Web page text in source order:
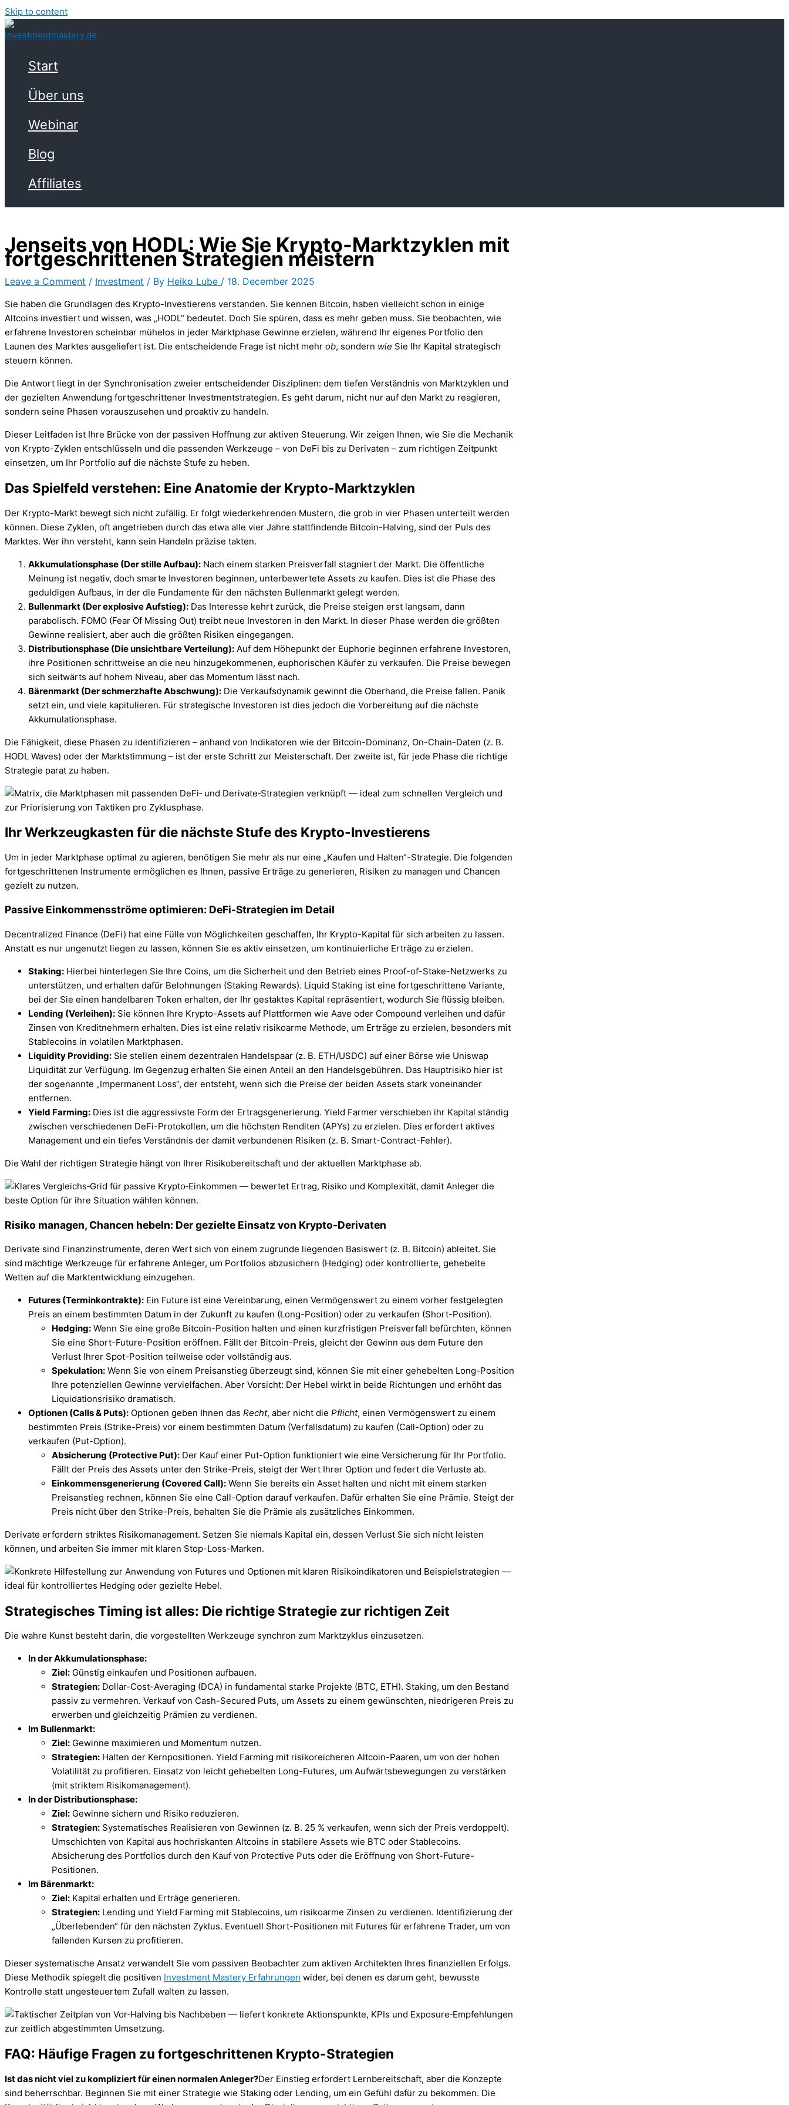
Skip to content
Start
Über uns
Webinar
Blog
Affiliates
Jenseits von HODL: Wie Sie Krypto-Marktzyklen mit
fortgeschrittenen Strategien meistern
Leave a Comment / Investment / By Heiko Lube / 18. December 2025
Sie haben die Grundlagen des Krypto-Investierens verstanden. Sie kennen Bitcoin, haben vielleicht schon in einige
Altcoins investiert und wissen, was „HODL“ bedeutet. Doch Sie spüren, dass es mehr geben muss. Sie beobachten, wie
erfahrene Investoren scheinbar mühelos in jeder Marktphase Gewinne erzielen, während Ihr eigenes Portfolio den
Launen des Marktes ausgeliefert ist. Die entscheidende Frage ist nicht mehr ob, sondern wie Sie Ihr Kapital strategisch
steuern können.
Die Antwort liegt in der Synchronisation zweier entscheidender Disziplinen: dem tiefen Verständnis von Marktzyklen und
der gezielten Anwendung fortgeschrittener Investmentstrategien. Es geht darum, nicht nur auf den Markt zu reagieren,
sondern seine Phasen vorauszusehen und proaktiv zu handeln.
Dieser Leitfaden ist Ihre Brücke von der passiven Hoffnung zur aktiven Steuerung. Wir zeigen Ihnen, wie Sie die Mechanik
von Krypto-Zyklen entschlüsseln und die passenden Werkzeuge – von DeFi bis zu Derivaten – zum richtigen Zeitpunkt
einsetzen, um Ihr Portfolio auf die nächste Stufe zu heben.
Das Spielfeld verstehen: Eine Anatomie der Krypto-Marktzyklen
Der Krypto-Markt bewegt sich nicht zufällig. Er folgt wiederkehrenden Mustern, die grob in vier Phasen unterteilt werden
können. Diese Zyklen, oft angetrieben durch das etwa alle vier Jahre stattfindende Bitcoin-Halving, sind der Puls des
Marktes. Wer ihn versteht, kann sein Handeln präzise takten.
Akkumulationsphase (Der stille Aufbau): Nach einem starken Preisverfall stagniert der Markt. Die öffentliche
Meinung ist negativ, doch smarte Investoren beginnen, unterbewertete Assets zu kaufen. Dies ist die Phase des
geduldigen Aufbaus, in der die Fundamente für den nächsten Bullenmarkt gelegt werden.
Bullenmarkt (Der explosive Aufstieg): Das Interesse kehrt zurück, die Preise steigen erst langsam, dann
parabolisch. FOMO (Fear Of Missing Out) treibt neue Investoren in den Markt. In dieser Phase werden die größten
Gewinne realisiert, aber auch die größten Risiken eingegangen.
Distributionsphase (Die unsichtbare Verteilung): Auf dem Höhepunkt der Euphorie beginnen erfahrene Investoren,
ihre Positionen schrittweise an die neu hinzugekommenen, euphorischen Käufer zu verkaufen. Die Preise bewegen
sich seitwärts auf hohem Niveau, aber das Momentum lässt nach.
Bärenmarkt (Der schmerzhafte Abschwung): Die Verkaufsdynamik gewinnt die Oberhand, die Preise fallen. Panik
setzt ein, und viele kapitulieren. Für strategische Investoren ist dies jedoch die Vorbereitung auf die nächste
Akkumulationsphase.
Die Fähigkeit, diese Phasen zu identifizieren – anhand von Indikatoren wie der Bitcoin-Dominanz, On-Chain-Daten (z. B.
HODL Waves) oder der Marktstimmung – ist der erste Schritt zur Meisterschaft. Der zweite ist, für jede Phase die richtige
Strategie parat zu haben.
Ihr Werkzeugkasten für die nächste Stufe des Krypto-Investierens
Um in jeder Marktphase optimal zu agieren, benötigen Sie mehr als nur eine „Kaufen und Halten“-Strategie. Die folgenden
fortgeschrittenen Instrumente ermöglichen es Ihnen, passive Erträge zu generieren, Risiken zu managen und Chancen
gezielt zu nutzen.
Passive Einkommensströme optimieren: DeFi-Strategien im Detail
Decentralized Finance (DeFi) hat eine Fülle von Möglichkeiten geschaffen, Ihr Krypto-Kapital für sich arbeiten zu lassen.
Anstatt es nur ungenutzt liegen zu lassen, können Sie es aktiv einsetzen, um kontinuierliche Erträge zu erzielen.
Staking: Hierbei hinterlegen Sie Ihre Coins, um die Sicherheit und den Betrieb eines Proof-of-Stake-Netzwerks zu
unterstützen, und erhalten dafür Belohnungen (Staking Rewards). Liquid Staking ist eine fortgeschrittene Variante,
bei der Sie einen handelbaren Token erhalten, der Ihr gestaktes Kapital repräsentiert, wodurch Sie flüssig bleiben.
Lending (Verleihen): Sie können Ihre Krypto-Assets auf Plattformen wie Aave oder Compound verleihen und dafür
Zinsen von Kreditnehmern erhalten. Dies ist eine relativ risikoarme Methode, um Erträge zu erzielen, besonders mit
Stablecoins in volatilen Marktphasen.
Liquidity Providing: Sie stellen einem dezentralen Handelspaar (z. B. ETH/USDC) auf einer Börse wie Uniswap
Liquidität zur Verfügung. Im Gegenzug erhalten Sie einen Anteil an den Handelsgebühren. Das Hauptrisiko hier ist
der sogenannte „Impermanent Loss“, der entsteht, wenn sich die Preise der beiden Assets stark voneinander
entfernen.
Yield Farming: Dies ist die aggressivste Form der Ertragsgenerierung. Yield Farmer verschieben ihr Kapital ständig
zwischen verschiedenen DeFi-Protokollen, um die höchsten Renditen (APYs) zu erzielen. Dies erfordert aktives
Management und ein tiefes Verständnis der damit verbundenen Risiken (z. B. Smart-Contract-Fehler).
Die Wahl der richtigen Strategie hängt von Ihrer Risikobereitschaft und der aktuellen Marktphase ab.
Risiko managen, Chancen hebeln: Der gezielte Einsatz von Krypto-Derivaten
Derivate sind Finanzinstrumente, deren Wert sich von einem zugrunde liegenden Basiswert (z. B. Bitcoin) ableitet. Sie
sind mächtige Werkzeuge für erfahrene Anleger, um Portfolios abzusichern (Hedging) oder kontrollierte, gehebelte
Wetten auf die Marktentwicklung einzugehen.
Futures (Terminkontrakte): Ein Future ist eine Vereinbarung, einen Vermögenswert zu einem vorher festgelegten
Preis an einem bestimmten Datum in der Zukunft zu kaufen (Long-Position) oder zu verkaufen (Short-Position).
Hedging: Wenn Sie eine große Bitcoin-Position halten und einen kurzfristigen Preisverfall befürchten, können
Sie eine Short-Future-Position eröffnen. Fällt der Bitcoin-Preis, gleicht der Gewinn aus dem Future den
Verlust Ihrer Spot-Position teilweise oder vollständig aus.
Spekulation: Wenn Sie von einem Preisanstieg überzeugt sind, können Sie mit einer gehebelten Long-Position
Ihre potenziellen Gewinne vervielfachen. Aber Vorsicht: Der Hebel wirkt in beide Richtungen und erhöht das
Liquidationsrisiko dramatisch.
Optionen (Calls & Puts): Optionen geben Ihnen das Recht, aber nicht die Pflicht, einen Vermögenswert zu einem
bestimmten Preis (Strike-Preis) vor einem bestimmten Datum (Verfallsdatum) zu kaufen (Call-Option) oder zu
verkaufen (Put-Option).
Absicherung (Protective Put): Der Kauf einer Put-Option funktioniert wie eine Versicherung für Ihr Portfolio.
Fällt der Preis des Assets unter den Strike-Preis, steigt der Wert Ihrer Option und federt die Verluste ab.
Einkommensgenerierung (Covered Call): Wenn Sie bereits ein Asset halten und nicht mit einem starken
Preisanstieg rechnen, können Sie eine Call-Option darauf verkaufen. Dafür erhalten Sie eine Prämie. Steigt der
Preis nicht über den Strike-Preis, behalten Sie die Prämie als zusätzliches Einkommen.
Derivate erfordern striktes Risikomanagement. Setzen Sie niemals Kapital ein, dessen Verlust Sie sich nicht leisten
können, und arbeiten Sie immer mit klaren Stop-Loss-Marken.
Strategisches Timing ist alles: Die richtige Strategie zur richtigen Zeit
Die wahre Kunst besteht darin, die vorgestellten Werkzeuge synchron zum Marktzyklus einzusetzen.
In der Akkumulationsphase:
Ziel: Günstig einkaufen und Positionen aufbauen.
Strategien: Dollar-Cost-Averaging (DCA) in fundamental starke Projekte (BTC, ETH). Staking, um den Bestand
passiv zu vermehren. Verkauf von Cash-Secured Puts, um Assets zu einem gewünschten, niedrigeren Preis zu
erwerben und gleichzeitig Prämien zu verdienen.
Im Bullenmarkt:
Ziel: Gewinne maximieren und Momentum nutzen.
Strategien: Halten der Kernpositionen. Yield Farming mit risikoreicheren Altcoin-Paaren, um von der hohen
Volatilität zu profitieren. Einsatz von leicht gehebelten Long-Futures, um Aufwärtsbewegungen zu verstärken
(mit striktem Risikomanagement).
In der Distributionsphase:
Ziel: Gewinne sichern und Risiko reduzieren.
Strategien: Systematisches Realisieren von Gewinnen (z. B. 25 % verkaufen, wenn sich der Preis verdoppelt).
Umschichten von Kapital aus hochriskanten Altcoins in stabilere Assets wie BTC oder Stablecoins.
Absicherung des Portfolios durch den Kauf von Protective Puts oder die Eröffnung von Short-Future-
Positionen.
Im Bärenmarkt:
Ziel: Kapital erhalten und Erträge generieren.
Strategien: Lending und Yield Farming mit Stablecoins, um risikoarme Zinsen zu verdienen. Identifizierung der
„Überlebenden“ für den nächsten Zyklus. Eventuell Short-Positionen mit Futures für erfahrene Trader, um von
fallenden Kursen zu profitieren.
Dieser systematische Ansatz verwandelt Sie vom passiven Beobachter zum aktiven Architekten Ihres finanziellen Erfolgs.
Diese Methodik spiegelt die positiven Investment Mastery Erfahrungen wider, bei denen es darum geht, bewusste
Kontrolle statt ungesteuertem Zufall walten zu lassen.
FAQ: Häufige Fragen zu fortgeschrittenen Krypto-Strategien
Ist das nicht viel zu kompliziert für einen normalen Anleger?Der Einstieg erfordert Lernbereitschaft, aber die Konzepte
sind beherrschbar. Beginnen Sie mit einer Strategie wie Staking oder Lending, um ein Gefühl dafür zu bekommen. Die